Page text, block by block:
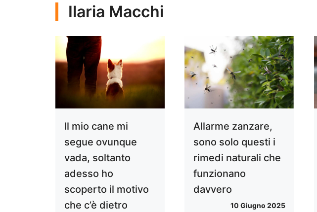
Ilaria Macchi
Il mio cane mi
segue ovunque
vada, soltanto
adesso ho
scoperto il motivo
che c’è dietro
Allarme zanzare,
sono solo questi i
rimedi naturali che
funzionano
davvero
10 Giugno 2025